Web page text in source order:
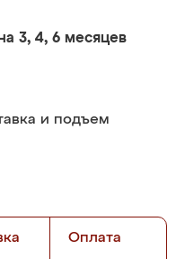
3, 4, 6 месяцев
и подъем
Оплата